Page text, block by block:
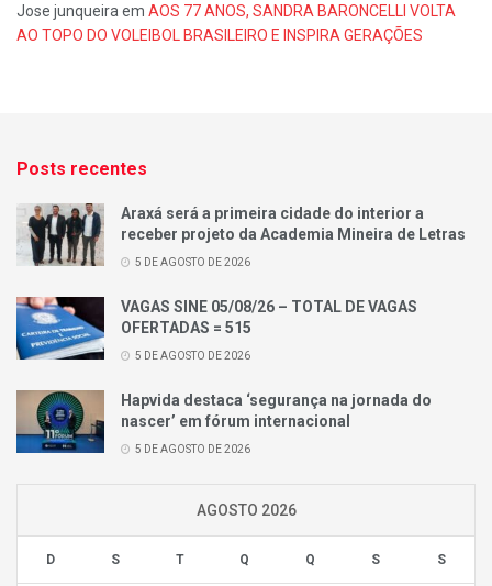
Jose junqueira em AOS 77 ANOS, SANDRA BARONCELLI VOLTA
AO TOPO DO VOLEIBOL BRASILEIRO E INSPIRA GERAÇÕES
Posts recentes
Araxá será a primeira cidade do interior a
receber projeto da Academia Mineira de Letras
5 DE AGOSTO DE 2026
VAGAS SINE 05/08/26 – TOTAL DE VAGAS
OFERTADAS = 515
5 DE AGOSTO DE 2026
Hapvida destaca ‘segurança na jornada do
nascer’ em fórum internacional
5 DE AGOSTO DE 2026
AGOSTO 2026
D S T Q Q S S